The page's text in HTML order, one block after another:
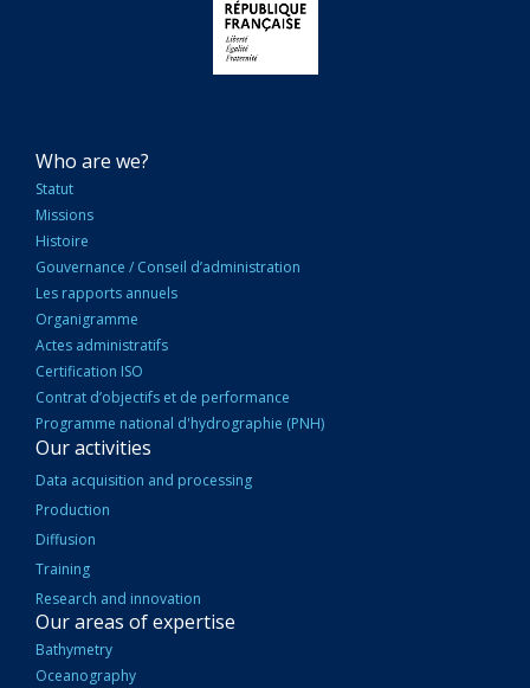
NAVIGATION
PRINCIPALE
Who are we?
Statut
Missions
Histoire
Gouvernance / Conseil d’administration
Les rapports annuels
Organigramme
Actes administratifs
Certification ISO
Contrat d’objectifs et de performance
Programme national d'hydrographie (PNH)
Our activities
Data acquisition and processing
Production
Diffusion
Training
Research and innovation
Our areas of expertise
Bathymetry
Oceanography